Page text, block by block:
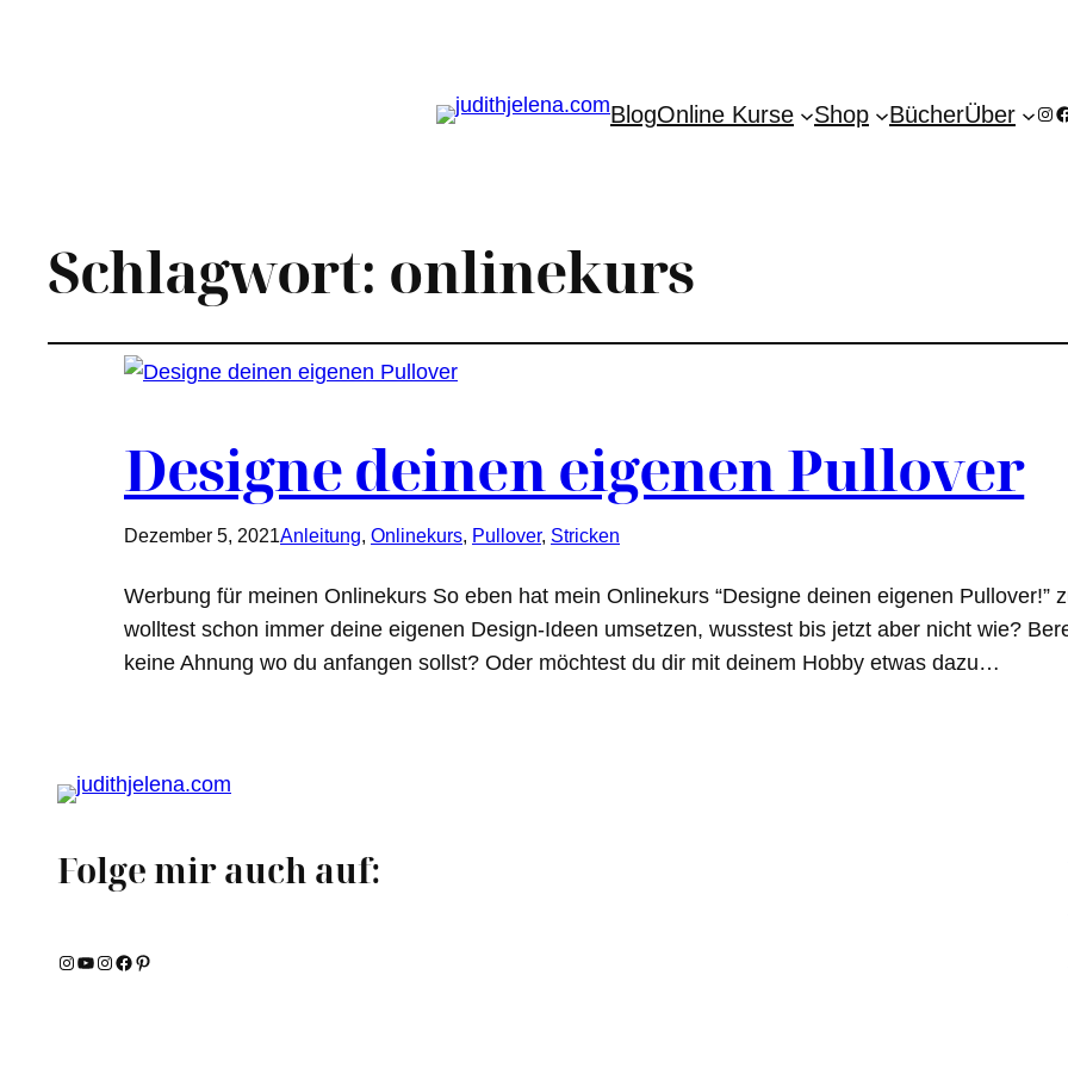
BlogOnline Kurse Shop BücherÜber
Schlagwort: onlinekurs
Designe deinen eigenen Pullover
Dezember 5, 2021Anleitung, Onlinekurs, Pullover, Stricken
Werbung für meinen Onlinekurs So eben hat mein Onlinekurs “Designe deinen eigenen Pullover!”
wolltest schon immer deine eigenen Design-Ideen umsetzen, wusstest bis jetzt aber nicht wie?
keine Ahnung wo du anfangen sollst? Oder möchtest du dir mit deinem Hobby etwas dazu…
Folge mir auch auf:
Instagram YouTube Instagram Facebook Pinterest